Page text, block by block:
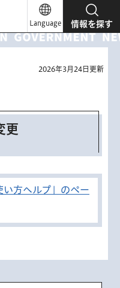
Language 情報を探す
2026年3月24日更新
更
い方ヘルプ」のペー